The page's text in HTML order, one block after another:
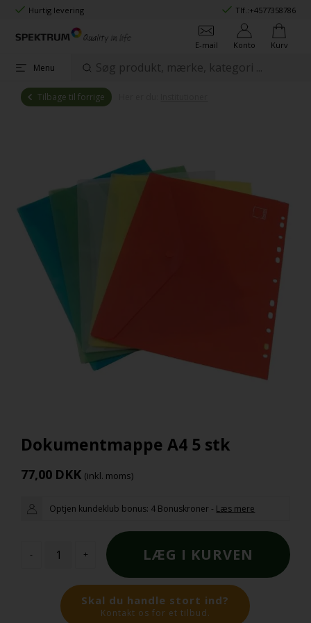
Hurtig levering Tlf.:+4577358786
E-mail Konto Kurv
Menu
Tilbage til forrige
Dokumentmappe A4 5 stk
77,00 DKK (inkl. moms)
Optjen kundeklub bonus: 4 Bonuskroner - Læs mere
- +
Skal du handle stort ind?
Kontakt os for et tilbud.